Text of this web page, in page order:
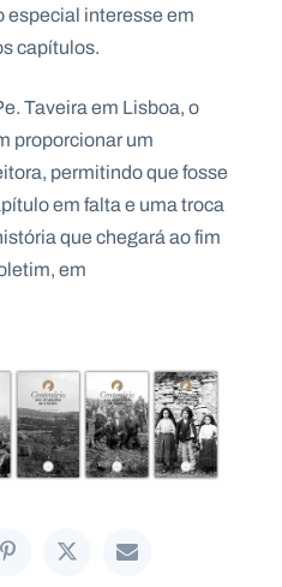
especial interesse em
capítulos.
Taveira em Lisboa, o
proporcionar um
permitindo que fosse
em falta e uma troca
que chegará ao fim
em